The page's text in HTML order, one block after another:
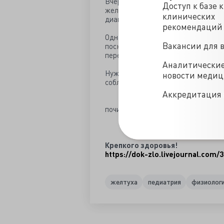
Доступ к базе
клинических
рекомендаций
Вакансии для
новости
Аккредитация
желтухой. Спешу успокоить мам.
диапазоне видимого света.
Однако глаза все равно
поскольку последняя сползает
перекрыть рот и нос.
Нужно следить также за
соблюдать показания и
почитать
Крепкого здоровья!
https://dok-zlo.livejournal.com/
желтуха педиатрия